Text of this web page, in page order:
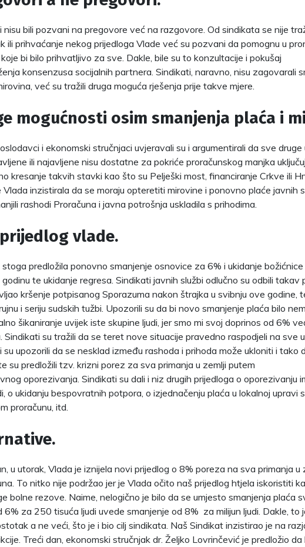
nisu bili pozvani na pregovore već na razgovore. Od sindikata se nije
ili prihvaćanje nekog prijedloga Vlade već su pozvani da pomognu u
bi bilo prihvatljivo za sve. Dakle, bile su to konzultacije i pokušaj
konsenzusa socijalnih partnera. Sindikati, naravno, nisu zagovarali
već su tražili druga moguća rješenja prije takve mjere.
mogućnosti osim smanjenja plaća i
i ekonomski stručnjaci uvjeravali su i argumentirali da sve
ili najavljene nisu dostatne za pokriće proračunskog manjka
kresanje takvih stavki kao što su Pelješki most, financiranje Crkve ili
Vlada inzistirala da se moraju opteretiti mirovine i ponovno plaće javnih
rashodi Proračuna i javna potrošnja uskladila s prihodima.
vlade.
stoga predložila ponovno smanjenje osnovice za 6% i ukidanje
godinu te ukidanje regresa. Sindikati javnih službi odlučno su odbili takav
kršenje potpisanog Sporazuma nakon štrajka u svibnju ove godine,
i seriju sudskih tužbi. Upozorili su da bi novo smanjenje plaća bilo
šikaniranje uvijek iste skupine ljudi, jer smo mi svoj doprinos od 6%
Sindikati su tražili da se teret nove situacije pravedno raspodjeli na sve
su upozorili da se nesklad između rashoda i prihoda može ukloniti i tako
su predložili tzv. krizni porez za sva primanja u zemlji putem
oporezivanja. Sindikati su dali i niz drugih prijedloga o oporezivanju
o ukidanju bespovratnih potpora, o izjednačenju plaća u lokalnoj upravi
proračunu, itd.
u utorak, Vlada je iznijela novi prijedlog o 8% poreza na sva primanja u
To nitko nije podržao jer je Vlada očito naš prijedlog htjela iskoristiti
bolne rezove. Naime, nelogično je bilo da se umjesto smanjenja plaća
6% za 250 tisuća ljudi uvede smanjenje od 8% za milijun ljudi. Dakle, to
a ne veći, što je i bio cilj sindikata. Naš Sindikat inzistirao je na
Treći dan, ekonomski stručnjak dr. Željko Lovrinčević je predložio